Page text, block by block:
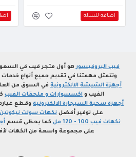
اضافة للسلة
فيب البروفيسورهو أول متجر فيب في
وتتمثل مهمتنا في تقديم جميع أنواع
أجهزة الشيشة الالكترونية في السوق من
الفيب و اكسسوارات و ملحقات الفيب
أجهزة سحبة السيجارة الالكترونية وقطع
على توفير أفضلنكهات سولت نيكوتين
نكهات فيب 100 - 120 مل
كما يحظى قسم
على مجموعة واسعة من الكهات